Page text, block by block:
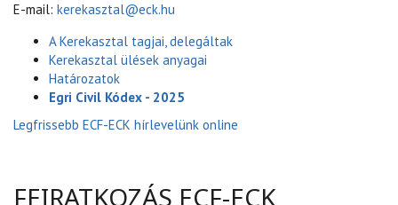
E-mail: kerekasztal@eck.hu
A Kerekasztal tagjai, delegáltak
Kerekasztal ülések anyagai
Határozatok
Egri Civil Kódex - 2025
Legfrissebb ECF-ECK hírlevelünk online
FEIRATKOZÁS ECF-ECK